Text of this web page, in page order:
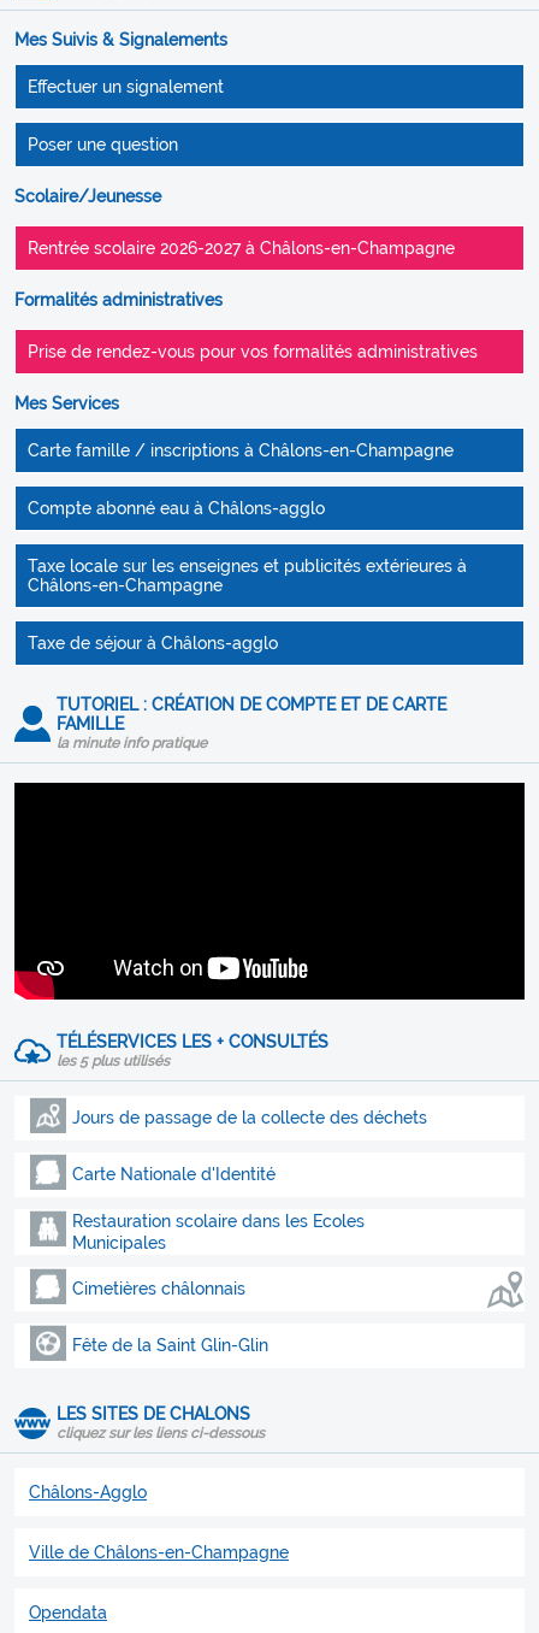
Mes Suivis & Signalements
Effectuer un signalement
Poser une question
Scolaire/Jeunesse
Rentrée scolaire 2026-2027 à Châlons-en-Champagne
Formalités administratives
Prise de rendez-vous pour vos formalités administratives
Mes Services
Carte famille / inscriptions à Châlons-en-Champagne
Compte abonné eau à Châlons-agglo
Taxe locale sur les enseignes et publicités extérieures à
Châlons-en-Champagne
Taxe de séjour à Châlons-agglo
TUTORIEL : CRÉATION DE COMPTE ET DE CARTE
FAMILLE
la minute info pratique
TÉLÉSERVICES LES + CONSULTÉS
les 5 plus utilisés
Jours de passage de la collecte des déchets
Carte Nationale d'Identité
Restauration scolaire dans les Ecoles
Municipales
Cimetières châlonnais
Fête de la Saint Glin-Glin
LES SITES DE CHALONS
cliquez sur les liens ci-dessous
Châlons-Agglo
Ville de Châlons-en-Champagne
Opendata